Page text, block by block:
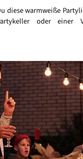
diese warmweiße
oder einer